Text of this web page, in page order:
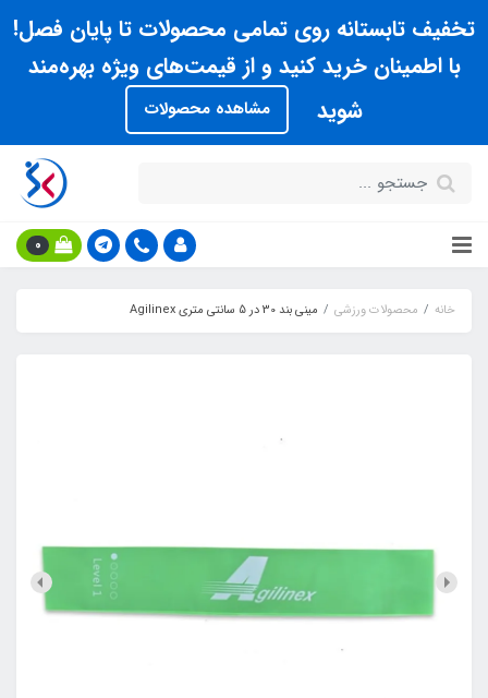
تخفیف تابستانه روی تمامی محصولات تا پایان فصل!
با اطمینان خرید کنید و از قیمت‌های ویژه بهره‌مند
شوید
مشاهده محصولات
0
خانه محصولات ورزشی مینی بند 30 در 5 سانتی متری Agilinex